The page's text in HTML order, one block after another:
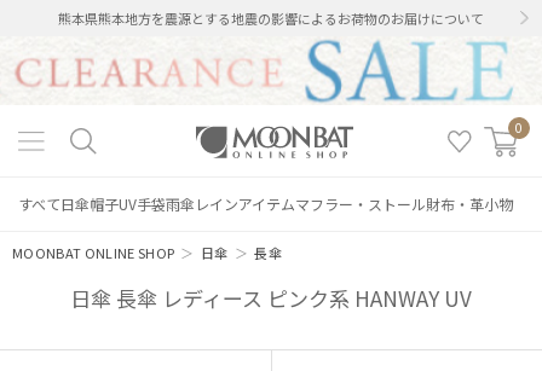
熊本県熊本地方を震源とする地震の影響によるお荷物のお届けについて
0
すべて日傘帽子UV手袋雨傘 レインアイテムマフラー・ストール財布・革小物
MOONBAT ONLINE SHOP ＞ 日傘 ＞長傘
日傘 長傘 レディース ピンク系 HANWAY UV